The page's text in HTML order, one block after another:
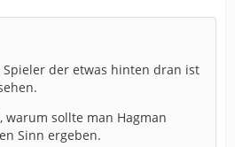
der etwas hinten dran ist
warum sollte man Hagman
Sinn ergeben.